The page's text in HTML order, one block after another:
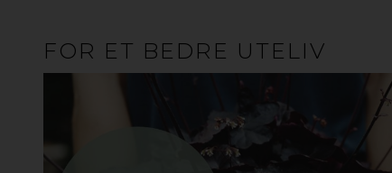
FOR ET BEDRE UTELIV